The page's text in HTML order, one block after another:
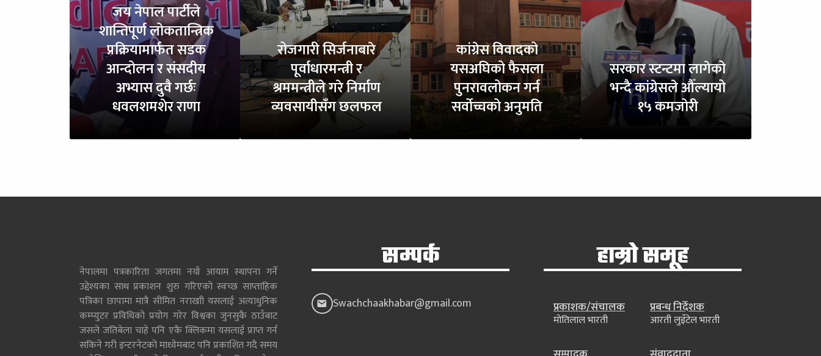
जय नेपाल पार्टीले
शान्तिपूर्ण लोकतान्त्रिक
प्रक्रियामार्फत सडक
आन्दोलन र संसदीय
अभ्यास दुवै गर्छः
धवलशमशेर राणा
रोजगारी सिर्जनाबारे
पूर्वाधारमन्त्री र
श्रममन्त्रीले गरे निर्माण
व्यवसायीसँग छलफल
कांग्रेस विवादको
यसअघिको फैसला
पुनरावलोकन गर्न
सर्वोच्चको अनुमति
सरकार स्टन्टमा लागेको
भन्दै कांग्रेसले औँल्यायो
१५ कमजोरी
नेपालमा पत्रकारिता जगतमा नयाँ आयाम स्थापना गर्ने
उद्देश्यका साथ प्रकाशन शुरु गरिएको स्वच्छ साप्ताहिक
पत्रिका छापामा मात्रै सीमित नराखाी यसलाई अत्याधुनिक
कम्प्युटर प्रविधिको प्रयोग गरेर विश्वका जुनसुकै ठाउँबाट
जसले जतिबेला चाहे पनि एकै क्लिकमा यसलाई प्राप्त गर्न
सकिने गरी इन्टरनेटको माध्येमबाट पनि प्रकाशित गदै समय
सम्पर्क
Swachchaakhabar@gmail.com
हाम्रो समूह
प्रकाशक/संचालक
मोतिलाल भारती
प्रबन्ध निर्देशक
आरती लुइँटेल भारती